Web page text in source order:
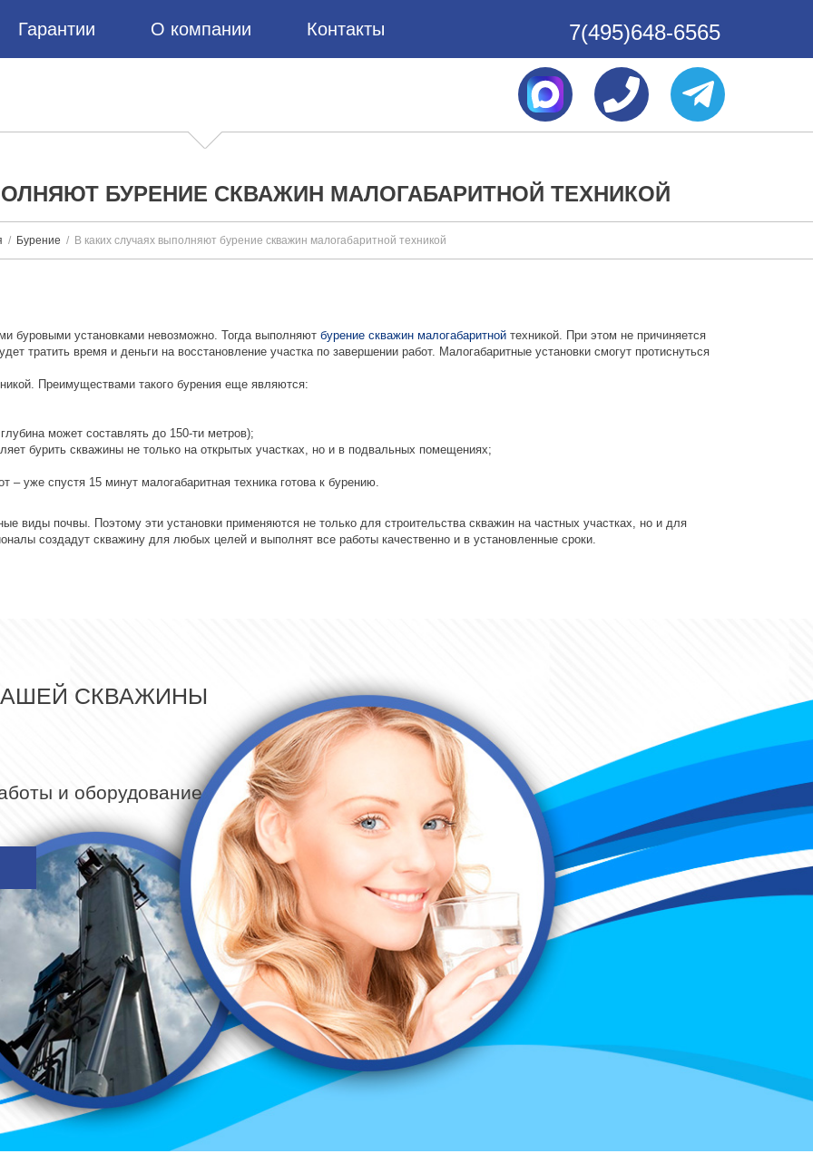
Гарантии О компании Контакты 7(495)648-6565
БУРЕНИЕ СКВАЖИН МАЛОГАБАРИТНОЙ ТЕХНИКОЙ
Бурение В каких случаях выполняют бурение скважин малогабаритной техникой
буровыми установками невозможно. Тогда выполняют бурение скважин малогабаритной техникой. При этом не причиняется
тратить время и деньги на восстановление участка по завершении работ. Малогабаритные установки смогут протиснуться
Преимуществами такого бурения еще являются:
может составлять до 150-ти метров);
бурить скважины не только на открытых участках, но и в подвальных помещениях;
– уже спустя 15 минут малогабаритная техника готова к бурению.
виды почвы. Поэтому эти установки применяются не только для строительства скважин на частных участках, но и для
создадут скважину для любых целей и выполнят все работы качественно и в установленные сроки.
СКВАЖИНЫ
и оборудование